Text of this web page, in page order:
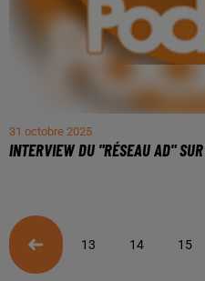
31 octobre 2025
INTERVIEW DU "RÉSEAU AD"
13 14 15